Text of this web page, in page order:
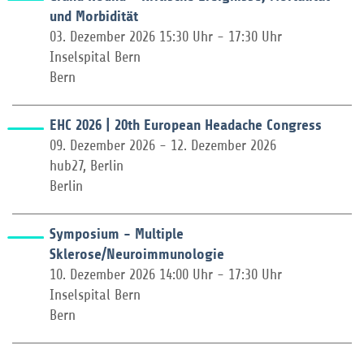
und Morbidität
03. Dezember 2026 15:30 Uhr - 17:30 Uhr
Inselspital Bern
Bern
EHC 2026 | 20th European Headache Congress
09. Dezember 2026 - 12. Dezember 2026
hub27, Berlin
Berlin
Symposium - Multiple
Sklerose/Neuroimmunologie
10. Dezember 2026 14:00 Uhr - 17:30 Uhr
Inselspital Bern
Bern